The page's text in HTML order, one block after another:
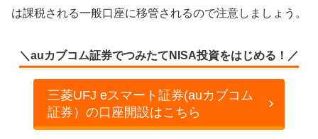
は課税される一般口座に移管されるので注意しましょう。
＼auカブコム証券でつみたてNISA投資をはじめる！／
三菱UFJ eスマート証券(auカブコム
証券）の口座開設はこちら